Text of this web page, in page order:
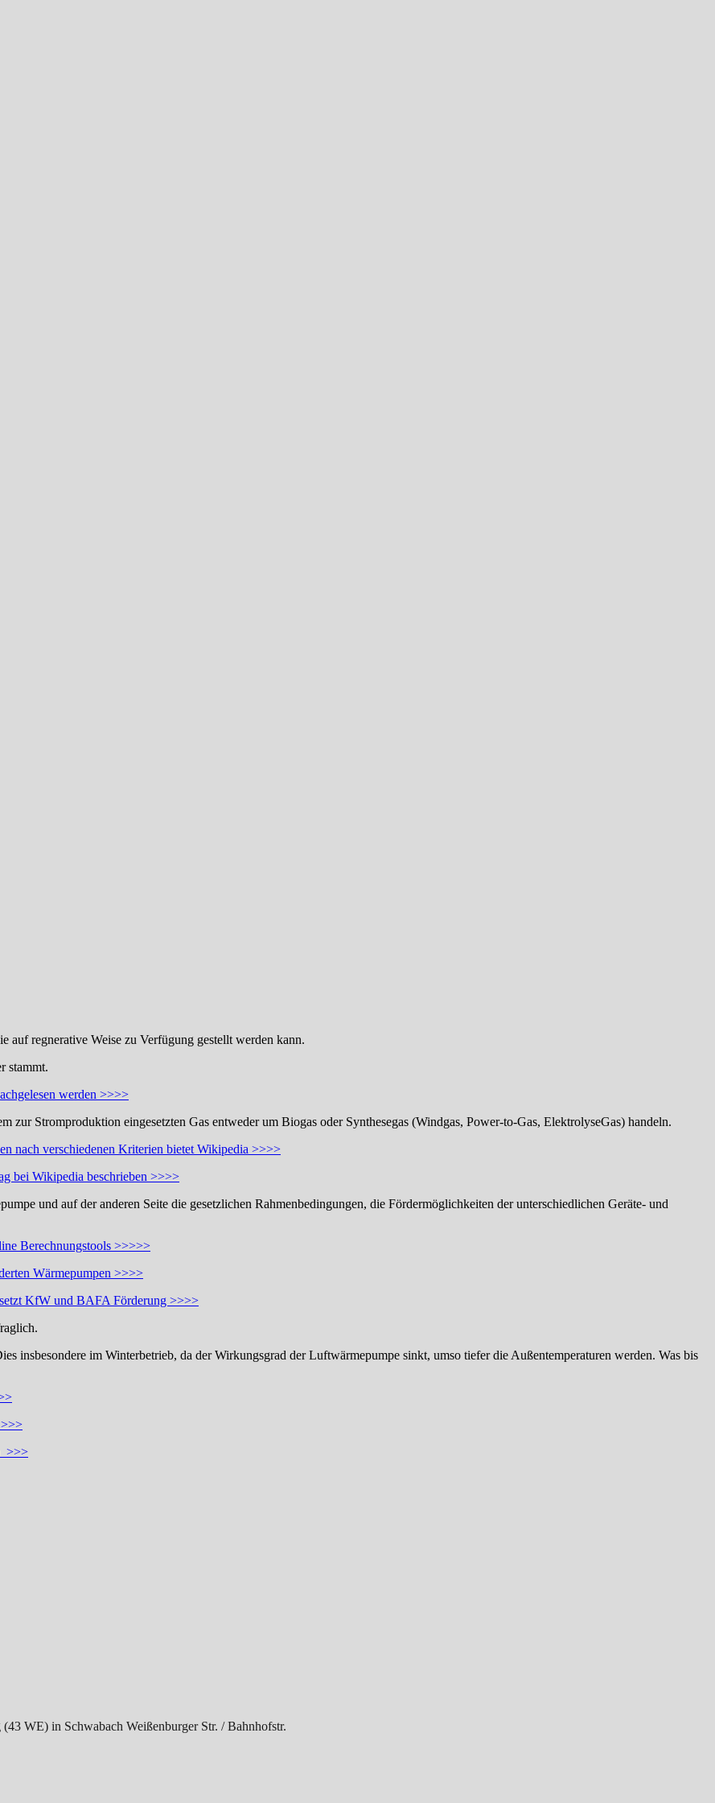
auf regnerative Weise zu Verfügung gestellt werden kann.
stammt.
werden >>>>
Stromproduktion eingesetzten Gas entweder um Biogas oder Synthesegas (Windgas, Power-to-Gas, ElektrolyseGas) handeln.
nach verschiedenen Kriterien bietet Wikipedia >>>>
bei Wikipedia beschrieben >>>>
und auf der anderen Seite die gesetzlichen Rahmenbedingungen, die Fördermöglichkeiten der unterschiedlichen Geräte- und
Berechnungstools >>>>>
Wärmepumpen >>>>
KfW und BAFA Förderung >>>>
insbesondere im Winterbetrieb, da der Wirkungsgrad der Luftwärmepumpe sinkt, umso tiefer die Außentemperaturen werden. Was bis
>>>
WE) in Schwabach Weißenburger Str. / Bahnhofstr.